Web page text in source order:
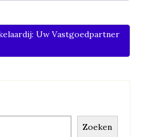
Uw Vastgoedpartner
Zoeken